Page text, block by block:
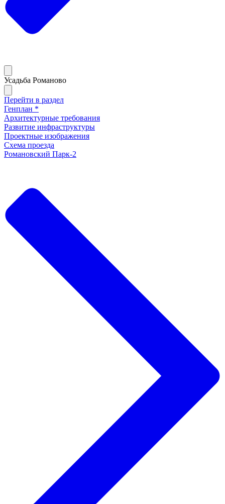
Усадьба Романово
Перейти в раздел
Генплан *
Архитектурные требования
Развитие инфраструктуры
Проектные изображения
Схема проезда
Романовский Парк-2